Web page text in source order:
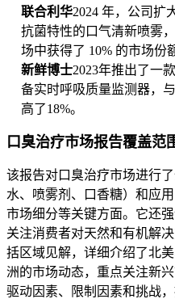
联合利华2024 年，公司扩
抗菌特性的口气清新喷雾
场中获得了 10% 的市场份
新鲜博士2023年推出了一
备实时呼吸质量监测器，
高了18%。
口臭治疗市场报告覆盖范
该报告对口臭治疗市场进行
水、喷雾剂、口香糖）和应
市场细分等关键方面。它还
关注消费者对天然和有机解
括区域见解，详细介绍了北
洲的市场动态，重点关注新
驱动因素、限制因素和挑战